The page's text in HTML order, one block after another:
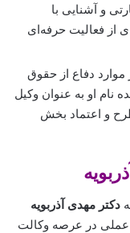
و آشنایی با
از فعالیت حرفه‌ای
دفاع از حقوق
نام او به عنوان وکیل
و اعتماد بخش
دکتر مهدی آذربویه
عملی در عرصه وکالت